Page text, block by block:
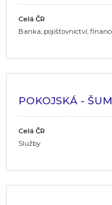
Celá ČR
Banka, pojišťovnictví,
POKOJSKÁ -
Celá ČR
Služby